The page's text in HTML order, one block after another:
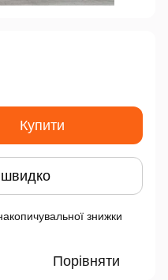
Купити
знижки
Порівняти